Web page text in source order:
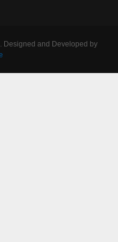
Designed and Developed by